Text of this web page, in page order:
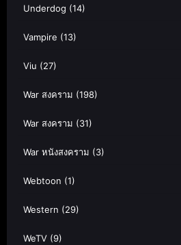
Underdog (14)
Vampire (13)
Viu (27)
War สงคราม (198)
War สงคราม (31)
War หนังสงคราม (3)
Webtoon (1)
Western (29)
WeTV (9)